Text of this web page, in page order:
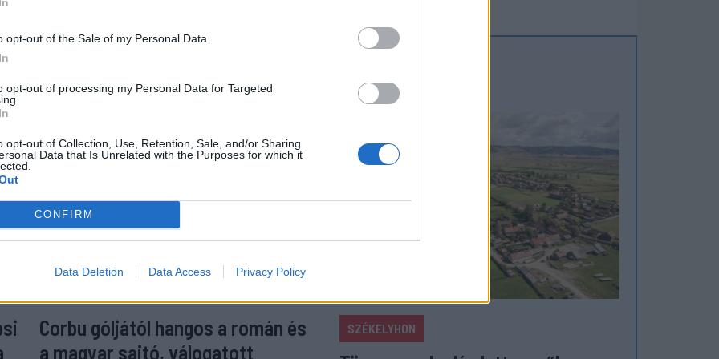
opt-out of the Sale of my Personal Data.
opt-out of processing my Personal Data for Targeted
opt-out of Collection, Use, Retention, Sale, and/or Sharing
Data that Is Unrelated with the Purposes for which it
CONFIRM
Data Deletion Data Access Privacy Policy
Corbu góljától hangos a román és
a magyar sajtó, válogatott
SZÉKELYHON